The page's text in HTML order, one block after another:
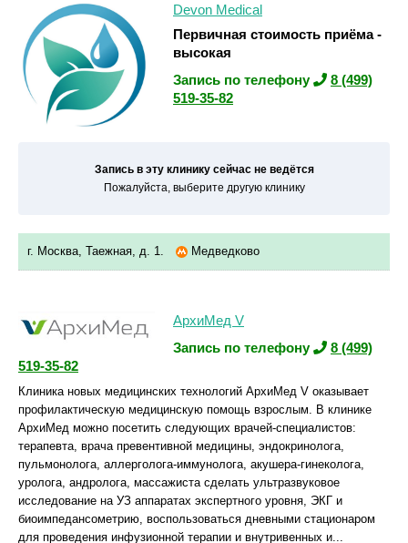
Devon Medical
Первичная стоимость приёма -
высокая
Запись по телефону
8 (499)
519-35-82
Запись в эту клинику сейчас не ведётся
Пожалуйста, выберите другую клинику
г. Москва, Таежная, д. 1. Медведково
АрхиМед V
Запись по телефону
8 (499)
519-35-82
Клиника новых медицинских технологий АрхиМед V оказывает
профилактическую медицинскую помощь взрослым. В клинике
АрхиМед можно посетить следующих врачей-специалистов:
терапевта, врача превентивной медицины, эндокринолога,
пульмонолога, аллерголога-иммунолога, акушера-гинеколога,
уролога, андролога, массажиста сделать ультразвуковое
исследование на УЗ аппаратах экспертного уровня, ЭКГ и
биоимпедансометрию, воспользоваться дневными стационаром
для проведения инфузионной терапии и внутривенных и...